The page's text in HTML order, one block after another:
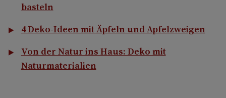
basteln
4 Deko-Ideen mit Äpfeln und Apfelzweigen
Von der Natur ins Haus: Deko mit
Naturmaterialien